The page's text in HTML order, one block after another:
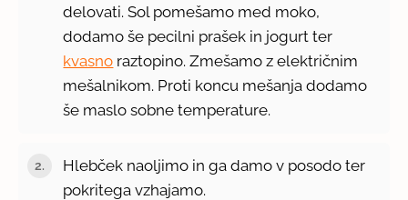
delovati. Sol pomešamo med moko,
dodamo še pecilni prašek in jogurt ter
kvasno raztopino. Zmešamo z električnim
mešalnikom. Proti koncu mešanja dodamo
še maslo sobne temperature.
Hlebček naoljimo in ga damo v posodo ter
pokritega vzhajamo.